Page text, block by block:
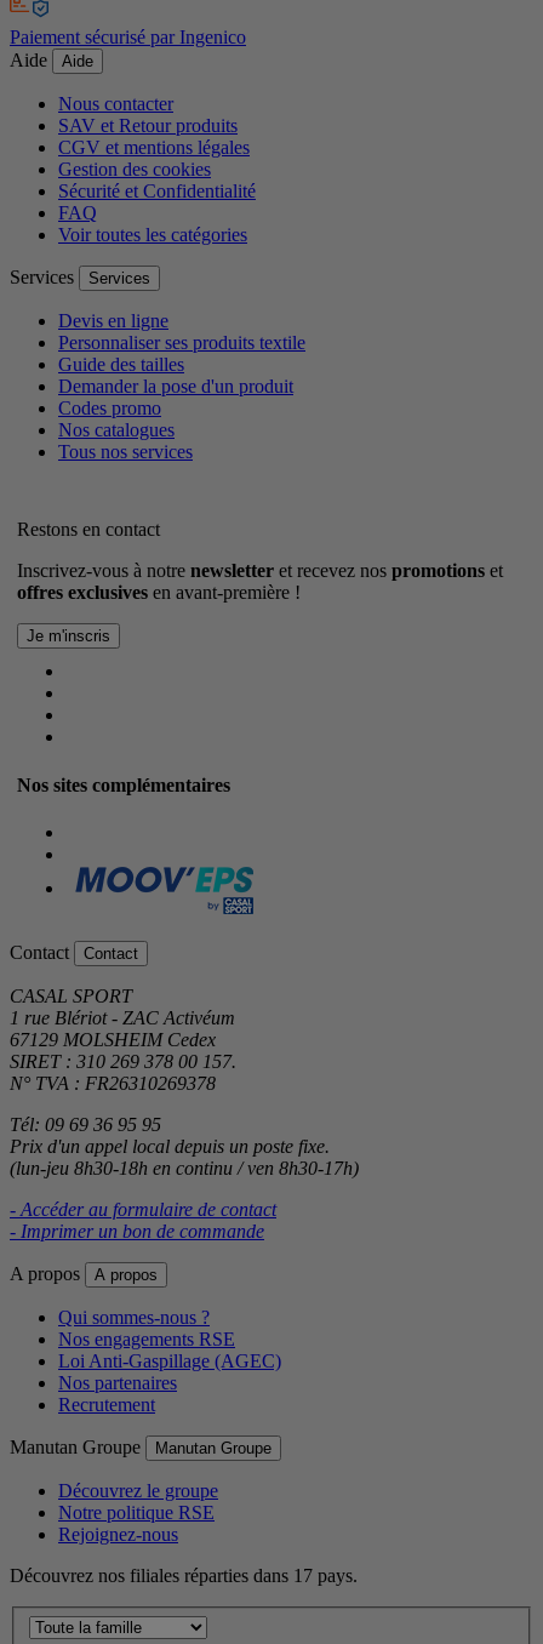
Paiement sécurisé par Ingenico
Aide
Aide
Nous contacter
SAV et Retour produits
CGV et mentions légales
Gestion des cookies
Sécurité et Confidentialité
FAQ
Voir toutes les catégories
Services Services
Devis en ligne
Personnaliser ses produits textile
Guide des tailles
Demander la pose d'un produit
Codes promo
Nos catalogues
Tous nos services
Restons en contact
Inscrivez-vous à notre newsletter et recevez nos promotions et
offres exclusives en avant-première !
Nos sites complémentaires
Contact Contact
CASAL SPORT
1 rue Blériot - ZAC Activéum
67129 MOLSHEIM Cedex
SIRET : 310 269 378 00 157.
N° TVA : FR26310269378
Tél: 09 69 36 95 95
Prix d'un appel local depuis un poste fixe.
(lun-jeu 8h30-18h en continu / ven 8h30-17h)
- Accéder au formulaire de contact
- Imprimer un bon de commande
A propos A propos
Qui sommes-nous ?
Nos engagements RSE
Loi Anti-Gaspillage (AGEC)
Nos partenaires
Recrutement
Manutan Groupe Manutan Groupe
Découvrez le groupe
Notre politique RSE
Rejoignez-nous
Découvrez nos filiales réparties dans 17 pays.